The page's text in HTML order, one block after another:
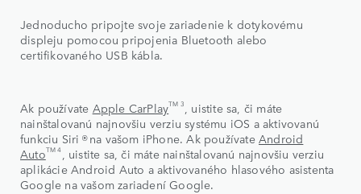
Jednoducho pripojte svoje zariadenie k dotykovému
displeju pomocou pripojenia Bluetooth alebo
certifikovaného USB kábla.
Ak používate Apple CarPlayTM 3, uistite sa, či máte
nainštalovanú najnovšiu verziu systému iOS a aktivovanú
funkciu Siri ® na vašom iPhone. Ak používate Android
AutoTM 4, uistite sa, či máte nainštalovanú najnovšiu verziu
aplikácie Android Auto a aktivovaného hlasového asistenta
Google na vašom zariadení Google.